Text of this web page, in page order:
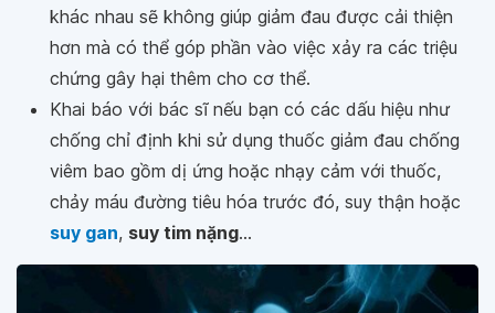
khác nhau sẽ không giúp giảm đau được cải thiện
hơn mà có thể góp phần vào việc xảy ra các triệu
chứng gây hại thêm cho cơ thể.
Khai báo với bác sĩ nếu bạn có các dấu hiệu như
chống chỉ định khi sử dụng thuốc giảm đau chống
viêm bao gồm dị ứng hoặc nhạy cảm với thuốc,
chảy máu đường tiêu hóa trước đó, suy thận hoặc
suy gan, suy tim nặng...